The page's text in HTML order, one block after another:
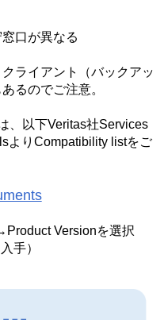
口が異なる
ライアント（バックアッ
るのでご注意。
、以下Veritas社Services
よりCompatibility listをご
Versionを選択
手）